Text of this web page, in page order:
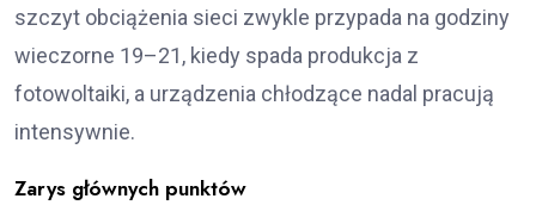
szczyt obciążenia sieci zwykle przypada na godziny
wieczorne 19–21, kiedy spada produkcja z
fotowoltaiki, a urządzenia chłodzące nadal pracują
intensywnie.
Zarys głównych punktów